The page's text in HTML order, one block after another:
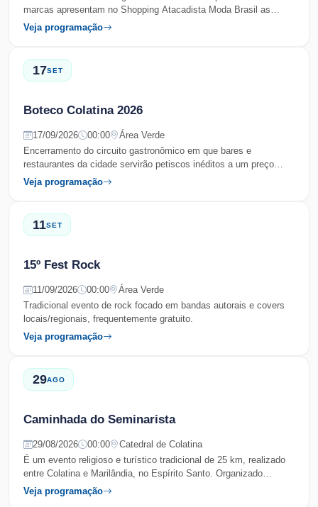
marcas apresentam no Shopping Atacadista Moda Brasil as
coleções de Alto Verão.
Veja programação
17SET
Boteco Colatina 2026
17/09/2026 00:00 Área Verde
Encerramento do circuito gastronômico em que bares e
restaurantes da cidade servirão petiscos inéditos a um preço
único
Veja programação
11SET
15º Fest Rock
11/09/2026 00:00 Área Verde
Tradicional evento de rock focado em bandas autorais e covers
locais/regionais, frequentemente gratuito.
Veja programação
29AGO
Caminhada do Seminarista
29/08/2026 00:00 Catedral de Colatina
É um evento religioso e turístico tradicional de 25 km, realizado
entre Colatina e Marilândia, no Espírito Santo. Organizado
anualmente, o percurso refaz o trajeto histórico dos seminaristas
Veja programação